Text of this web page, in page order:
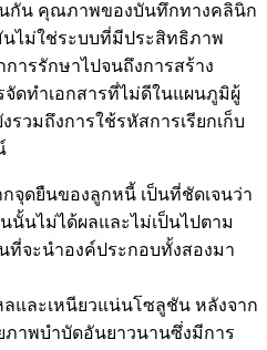
กัน คุณภาพของบันทึกทางคลินิก
นไม่ใช่ระบบที่มีประสิทธิภาพ
ารรักษาไปจนถึงการสร้าง
ดทำเอกสารที่ไม่ดีในแผนภูมิผู้
รวมถึงการใช้รหัสการเรียกเก็บ
จุดยืนของลูกหนี้ เป็นที่ชัดเจนว่า
นั้นไม่ได้ผลและไม่เป็นไปตาม
ที่จะนำองค์ประกอบทั้งสองมา
และเหนียวแน่นโซลูชัน หลังจาก
าพบำบัดอันยาวนานซึ่งมีการ